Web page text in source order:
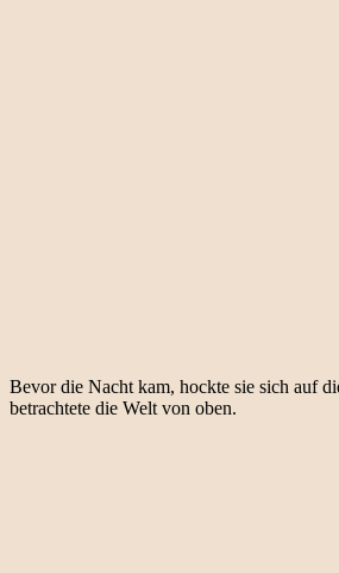
Bevor die Nacht kam, hockte sie sich auf
betrachtete die Welt von oben.